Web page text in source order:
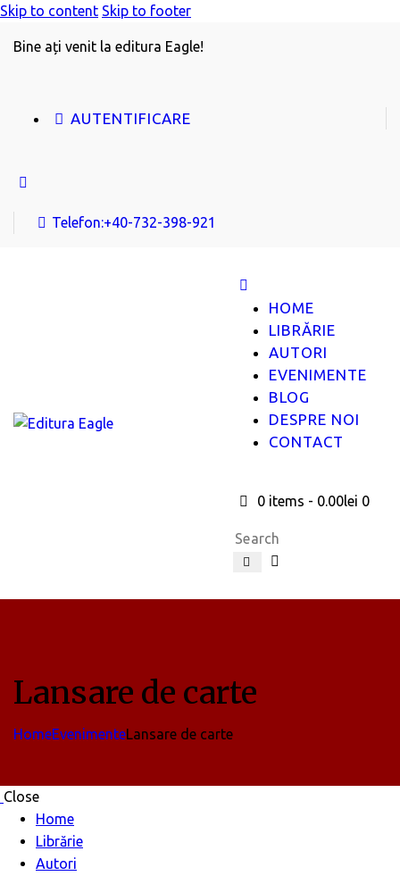
Skip to content Skip to footer
Bine ați venit la editura Eagle!
AUTENTIFICARE
Telefon:+40-732-398-921
HOME
LIBRĂRIE
AUTORI
EVENIMENTE
BLOG
DESPRE NOI
CONTACT
0 items - 0.00lei 0
Lansare de carte
HomeEvenimenteLansare de carte
Close
Home
Librărie
Autori